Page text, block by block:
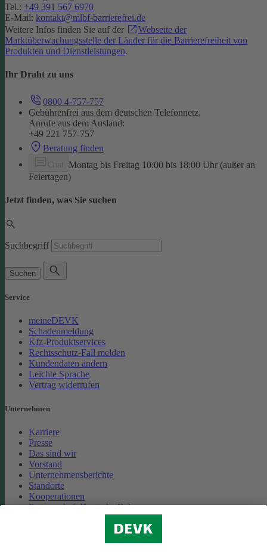
Tel.: +49 391 567 6970
E-Mail: kontakt@mlbf-barrierefrei.de
Weitere Infos finden Sie auf der
Webseite der
Marktüberwachungsstelle der Länder für die Barrierefreiheit von
Produkten und Dienstleistungen.
Ihr Draht zu uns
0800 4-757-757
Gebührenfrei aus dem deutschen Telefonnetz.
Anrufe aus dem Ausland:
+49 221 757-757
Beratung finden
Montag bis Freitag 10:00 bis 18:00 Uhr (außer an
Feiertagen)
Jetzt finden, was Sie suchen
Suchbegriff
Suchen
Service
meineDEVK
Schadenmeldung
Kfz-Produktservices
Rechtsschutz-Fall melden
Kundendaten ändern
Leichte Sprache
Vertrag widerrufen
Unternehmen
Karriere
Presse
Das sind wir
Vorstand
Unternehmensberichte
Standorte
Kooperationen
Partnerschaft Deutsche Bahn